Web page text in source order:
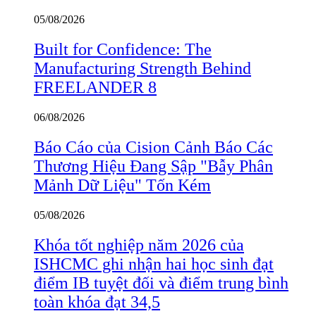
05/08/2026
Built for Confidence: The
Manufacturing Strength Behind
FREELANDER 8
06/08/2026
Báo Cáo của Cision Cảnh Báo Các
Thương Hiệu Đang Sập "Bẫy Phân
Mảnh Dữ Liệu" Tốn Kém
05/08/2026
Khóa tốt nghiệp năm 2026 của
ISHCMC ghi nhận hai học sinh đạt
điểm IB tuyệt đối và điểm trung bình
toàn khóa đạt 34,5